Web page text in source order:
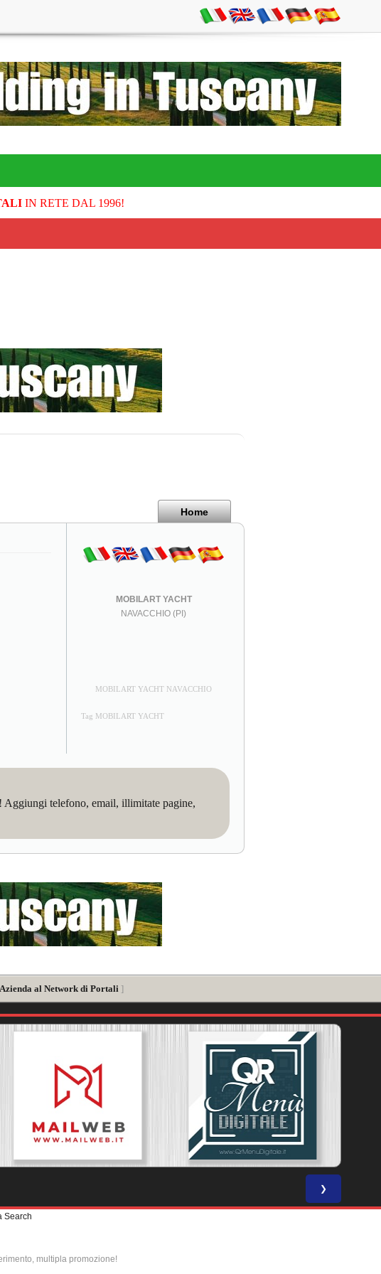
IN RETE DAL 1996!
Home
MOBILART YACHT
NAVACCHIO (PI)
MOBILART YACHT NAVACCHIO
Tag MOBILART YACHT
telefono, email, illimitate pagine,
al Network di Portali ]
❯
Search
multipla promozione!